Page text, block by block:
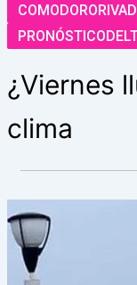
¿Viernes
clima